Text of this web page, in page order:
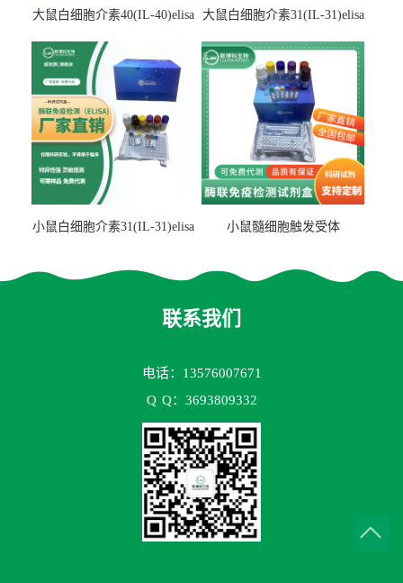
大鼠白细胞介素40(IL-40)elisa
大鼠白细胞介素31(IL-31)elisa
小鼠白细胞介素31(IL-31)elisa
小鼠髓细胞触发受体
联系我们
电话：13576007671
Q Q：3693809332